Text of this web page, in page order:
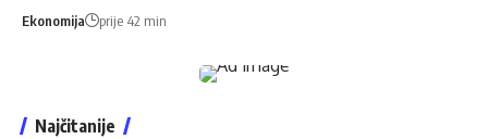
Ekonomija prije 42 min
Najčitanije